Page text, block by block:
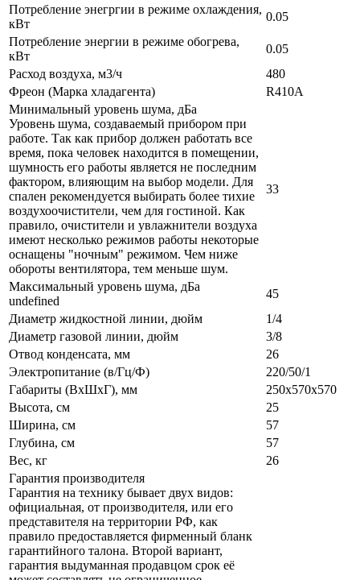
Потребление энегргии в режиме охлаждения,
кВт
0.05
Потребление энергии в режиме обогрева,
кВт
0.05
Расход воздуха, м3/ч
480
Фреон (Марка хладагента)
R410A
Минимальный уровень шума, дБа
Уровень шума, создаваемый прибором при
работе. Так как прибор должен работать все
время, пока человек находится в помещении,
шумность его работы является не последним
фактором, влияющим на выбор модели. Для
спален рекомендуется выбирать более тихие
воздухоочистители, чем для гостиной. Как
правило, очистители и увлажнители воздуха
имеют несколько режимов работы некоторые
оснащены "ночным" режимом. Чем ниже
обороты вентилятора, тем меньше шум.
33
Максимальный уровень шума, дБа
undefined
45
Диаметр жидкостной линии, дюйм
1/4
Диаметр газовой линии, дюйм
3/8
Отвод конденсата, мм
26
Электропитание (в/Гц/Ф)
220/50/1
Габариты (ВxШxГ), мм
250x570x570
Высота, см
25
Ширина, см
57
Глубина, см
57
Вес, кг
26
Гарантия производителя
Гарантия на технику бывает двух видов:
официальная, от производителя, или его
представителя на территории РФ, как
правило предоставляется фирменный бланк
гарантийного талона. Второй вариант,
гарантия выдуманная продавцом срок её